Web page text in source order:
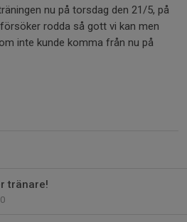
nu på torsdag den 21/5, på
rodda så gott vi kan men
inte kunde komma från nu på
tränare!
0